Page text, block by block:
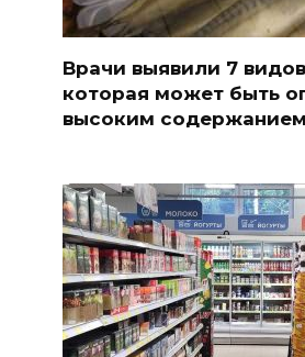
Врачи выявили 7
которая может быть
высоким